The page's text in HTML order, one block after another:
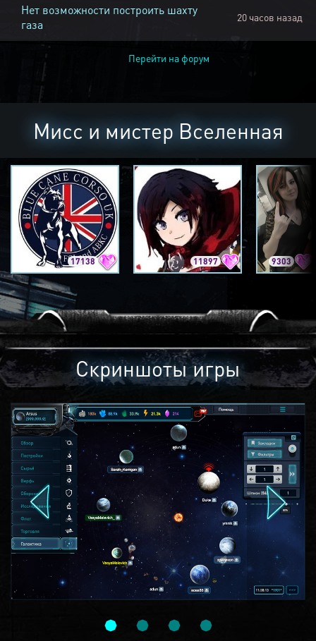
Нет возможности построить шахту
газа
20 часов назад
Перейти на форум
Мисс и мистер Вселенная
17138 11897 9303
Скриншоты игры